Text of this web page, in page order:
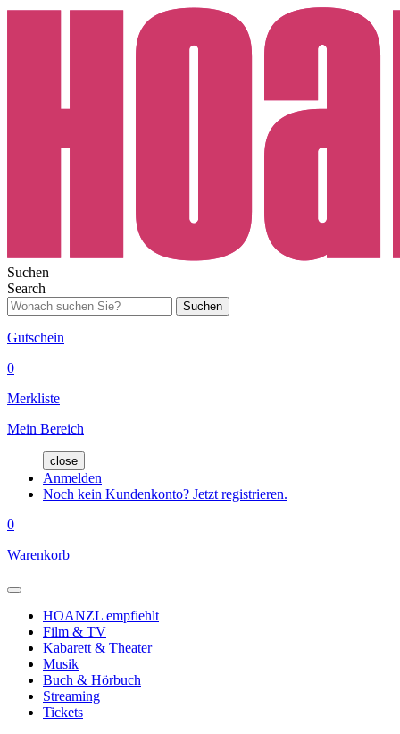
Suchen
Search
Suchen
Gutschein
0
Merkliste
Mein Bereich
close
Anmelden
Noch kein Kundenkonto? Jetzt registrieren.
0
Warenkorb
HOANZL empfiehlt
Film & TV
Kabarett & Theater
Musik
Buch & Hörbuch
Streaming
Tickets